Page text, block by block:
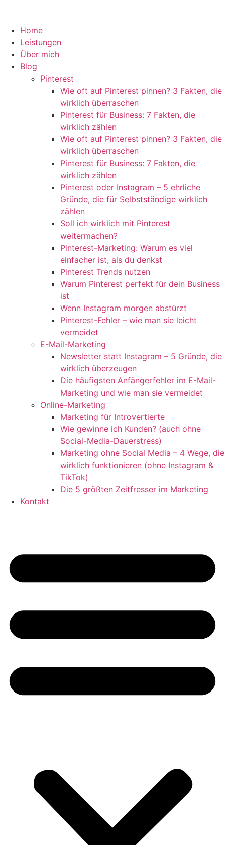
Home
Leistungen
Über mich
Blog
Pinterest
Wie oft auf Pinterest pinnen? 3 Fakten, die
wirklich überraschen
Pinterest für Business: 7 Fakten, die
wirklich zählen
Wie oft auf Pinterest pinnen? 3 Fakten, die
wirklich überraschen
Pinterest für Business: 7 Fakten, die
wirklich zählen
Pinterest oder Instagram – 5 ehrliche
Gründe, die für Selbstständige wirklich
zählen
Soll ich wirklich mit Pinterest
weitermachen?
Pinterest-Marketing: Warum es viel
einfacher ist, als du denkst
Pinterest Trends nutzen
Warum Pinterest perfekt für dein Business
ist
Wenn Instagram morgen abstürzt
Pinterest-Fehler – wie man sie leicht
vermeidet
E-Mail-Marketing
Newsletter statt Instagram – 5 Gründe, die
wirklich überzeugen
Die häufigsten Anfängerfehler im E-Mail-
Marketing und wie man sie vermeidet
Online-Marketing
Marketing für Introvertierte
Wie gewinne ich Kunden? (auch ohne
Social-Media-Dauerstress)
Marketing ohne Social Media – 4 Wege, die
wirklich funktionieren (ohne Instagram &
TikTok)
Die 5 größten Zeitfresser im Marketing
Kontakt